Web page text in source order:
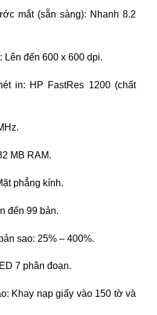
mắt (sẵn sàng): Nhanh 8.2
đến 600 x 600 dpi.
in: HP FastRes 1200 (chất
MB RAM.
phẳng kính.
đến 99 bản.
sao: 25% – 400%.
7 phân đoạn.
Khay nạp giấy vào 150 tờ và